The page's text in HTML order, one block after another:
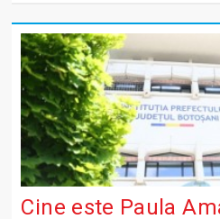
Cine este Paula